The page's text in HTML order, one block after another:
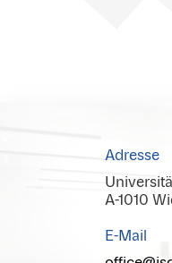
Adresse
A-1010
E-Mail